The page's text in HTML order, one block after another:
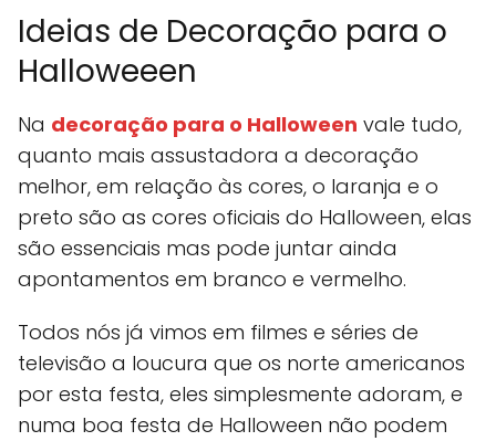
Ideias de Decoração para o
Halloweeen
Na decoração para o Halloween vale tudo,
quanto mais assustadora a decoração
melhor, em relação às cores, o laranja e o
preto são as cores oficiais do Halloween, elas
são essenciais mas pode juntar ainda
apontamentos em branco e vermelho.
Todos nós já vimos em filmes e séries de
televisão a loucura que os norte americanos
por esta festa, eles simplesmente adoram, e
numa boa festa de Halloween não podem